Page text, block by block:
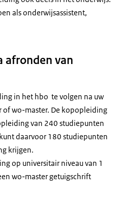
als onderwijsassistent,
afronden van
in het hbo te volgen na uw
wo-master. De kopopleiding
van 240 studiepunten
daarvoor 180 studiepunten
krijgen.
op universitair niveau van 1
wo-master getuigschrift